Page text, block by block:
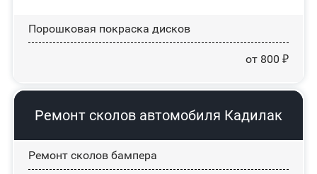
Порошковая покраска дисков
от 800 ₽
Ремонт сколов автомобиля Кадилак
Ремонт сколов бампера